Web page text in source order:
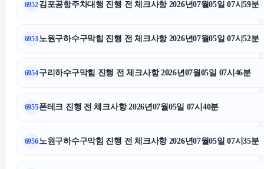
6952김포공항주차대행 진행 전 체크사항 2026년07월05일 07시59분
6953노원구하수구막힘 진행 전 체크사항 2026년07월05일 07시52분
6954구리하수구막힘 진행 전 체크사항 2026년07월05일 07시46분
6955폰테크 진행 전 체크사항 2026년07월05일 07시40분
6956노원구하수구막힘 진행 전 체크사항 2026년07월05일 07시35분